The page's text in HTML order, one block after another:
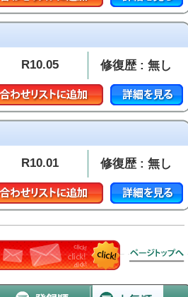
R10.05 修復歴 : 無し
R10.01 修復歴 : 無し